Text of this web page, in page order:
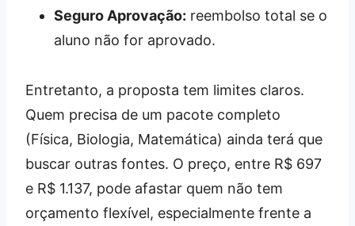
Seguro Aprovação: reembolso total se o
aluno não for aprovado.
Entretanto, a proposta tem limites claros.
Quem precisa de um pacote completo
(Física, Biologia, Matemática) ainda terá que
buscar outras fontes. O preço, entre R$ 697
e R$ 1.137, pode afastar quem não tem
orçamento flexível, especialmente frente a